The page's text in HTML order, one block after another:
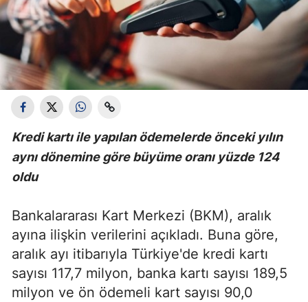
Kredi kartı ile yapılan ödemelerde önceki yılın
aynı dönemine göre büyüme oranı yüzde 124
oldu
Bankalararası Kart Merkezi (BKM), aralık
ayına ilişkin verilerini açıkladı. Buna göre,
aralık ayı itibarıyla Türkiye'de kredi kartı
sayısı 117,7 milyon, banka kartı sayısı 189,5
milyon ve ön ödemeli kart sayısı 90,0